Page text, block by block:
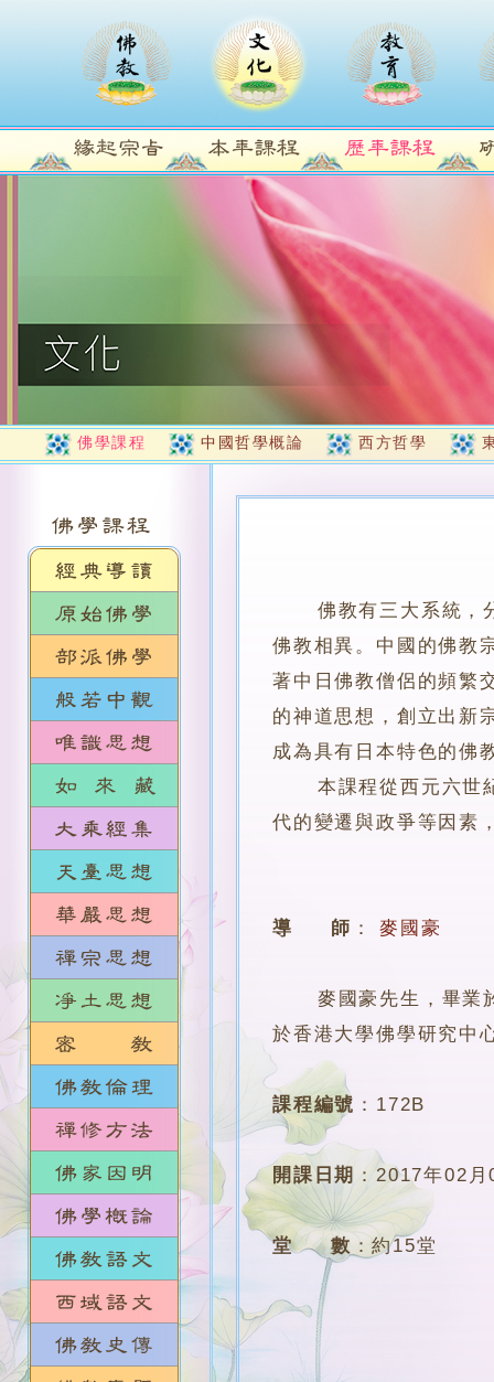
佛學課程 中國哲學概論 西方哲學
佛教有三大系統，
佛教相異。中國的佛教
著中日佛教僧侶的頻繁
的神道思想，創立出新
成為具有日本特色的佛
本課程從西元六世紀
代的變遷與政爭等因素
導 師 ： 麥國豪
麥國豪先生，畢業於
於香港大學佛學研究中
課程編號 ： 172B
開課日期 ：2017年02月
堂 數 ：約15堂